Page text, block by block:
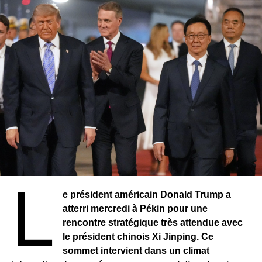
judiciaire. L’idée d’une intervention extérieure suscite
également des inquiétudes, notamment en raison de ses
potentielles conséquences sociales et économiques.
Sur le plan institutionnel, Miguel Díaz-Canel a fermement
condamné ces poursuites, les qualifiant de démarche «
politiquement motivée ». Selon lui, elles s’inscrivent dans
une stratégie visant à accentuer la pression sur le régime
cubain, voire à justifier des actions plus coercitives à
l’avenir.
Côté américain, le ministère de la Justice, par la voix de
Todd Blanche, affirme attendre que l’ancien dirigeant
cubain réponde volontairement aux accusations portées
Presque trente ans après les faits, l’affaire continue ainsi
d’alimenter un différend diplomatique profond. Entre
exigences judiciaires, revendications de souveraineté et
L
e président américain Donald Trump a
atterri mercredi à Pékin pour une
rencontre stratégique très attendue avec
le président chinois Xi Jinping. Ce
sommet intervient dans un climat